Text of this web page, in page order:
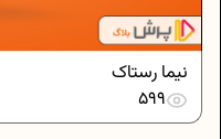
نیما رستاک
599